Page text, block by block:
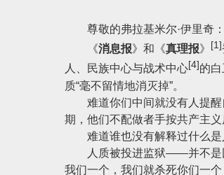
尊敬的弗拉基米尔·伊里奇：
《消息报》和《真理报》 [1]
人、民族中心与战术中心[4]的
质“毫不留情地消灭掉”。
难道你们中间就没有人提醒
期，他们不配做者手按共产主
难道谁也没有解释过什么是
人质被投进监狱——并不是因
我们一个，我们就杀死你们一